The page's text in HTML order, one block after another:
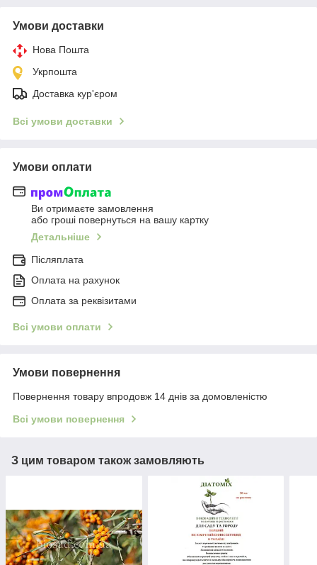
Умови доставки
Нова Пошта
Укрпошта
Доставка кур'єром
Всі умови доставки
Умови оплати
Ви отримаєте замовлення
або гроші повернуться на вашу картку
Детальніше
Післяплата
Оплата на рахунок
Оплата за реквізитами
Всі умови оплати
Умови повернення
Повернення товару впродовж 14 днів за домовленістю
Всі умови повернення
З цим товаром також замовляють